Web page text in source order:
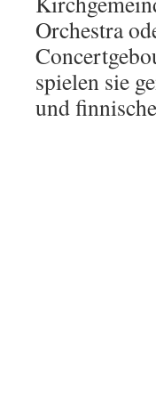
Orchestra
spielen sie
und